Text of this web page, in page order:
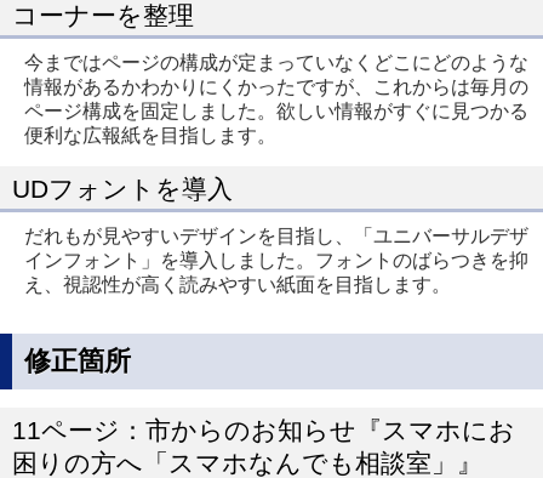
コーナーを整理
今まではページの構成が定まっていなくどこにどのような
情報があるかわかりにくかったですが、これからは毎月の
ページ構成を固定しました。欲しい情報がすぐに見つかる
便利な広報紙を目指します。
UDフォントを導入
だれもが見やすいデザインを目指し、「ユニバーサルデザ
インフォント」を導入しました。フォントのばらつきを抑
え、視認性が高く読みやすい紙面を目指します。
修正箇所
11ページ：市からのお知らせ『スマホにお
困りの方へ「スマホなんでも相談室」』